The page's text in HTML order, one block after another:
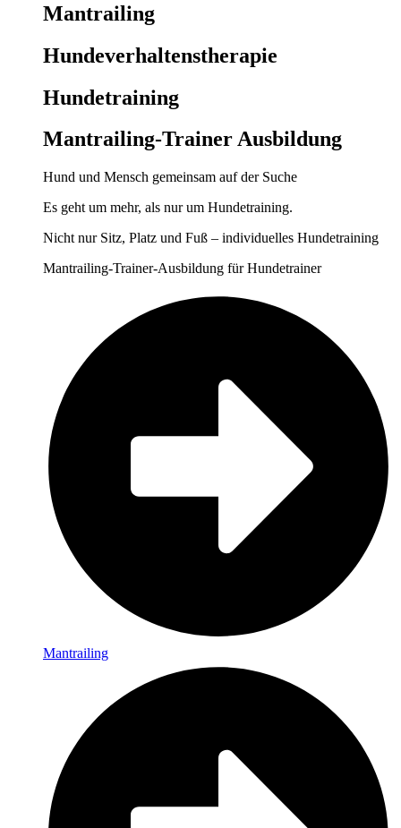
Mantrailing
Hunde­verhaltens­therapie
Hunde­training
Mantrailing-Trainer Ausbildung
Hund und Mensch gemeinsam auf der Suche
Es geht um mehr, als nur um Hundetraining.
Nicht nur Sitz, Platz und Fuß – individuelles Hundetraining
Mantrailing-Trainer-Ausbildung für Hundetrainer
Mantrailing